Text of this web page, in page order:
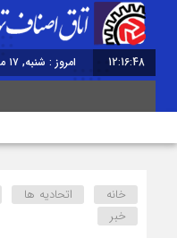
12:16:48 امروز : شنبه, ۱۷ مرداد , ۱۴۰۵
خانه اتحادیه ها
خبر